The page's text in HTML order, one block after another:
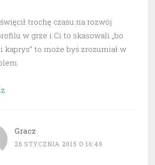
trochę czasu na rozwój
w grze i Ci to skasowali „bo
kaprys” to może byś zrozumiał w
Gracz
26 STYCZNIA 2015 O 16:49